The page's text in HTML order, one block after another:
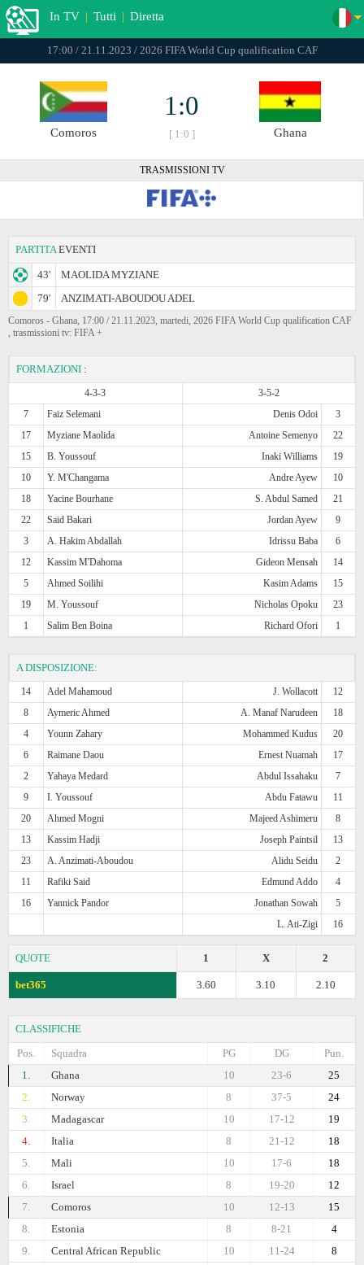
In TV | Tutti | Diretta
17:00 / 21.11.2023 / 2026 FIFA World Cup qualification CAF
Comoros
1:0
[ 1:0 ] Ghana
TRASMISSIONI TV
PARTITA EVENTI
43'
MAOLIDA MYZIANE
79'
ANZIMATI-ABOUDOU ADEL
Comoros - Ghana, 17:00 / 21.11.2023, martedi, 2026 FIFA World Cup qualification CAF
, trasmissioni tv: FIFA +
FORMAZIONI :
4-3-3
3-5-2
7
Faiz Selemani Denis Odoi
3
17
Myziane Maolida Antoine Semenyo
22
15
B. Youssouf Inaki Williams
19
10
Y. M'Changama Andre Ayew
10
18
Yacine Bourhane S. Abdul Samed
21
22
Said Bakari Jordan Ayew
9
3
A. Hakim Abdallah Idrissu Baba
6
12
Kassim M'Dahoma Gideon Mensah
14
5
Ahmed Soilihi Kasim Adams
15
19
M. Youssouf Nicholas Opoku
23
1
Salim Ben Boina Richard Ofori 1
A DISPOSIZIONE:
14 Adel Mahamoud J. Wollacott
12
8
Aymeric Ahmed A. Manaf Narudeen
18
4
Younn Zahary Mohammed Kudus
20
6
Raimane Daou Ernest Nuamah
17
2
Yahaya Medard Abdul Issahaku
7
9
I. Youssouf Abdu Fatawu
11
20
Ahmed Mogni Majeed Ashimeru
8
13
Kassim Hadji Joseph Paintsil
13
23
A. Anzimati-Aboudou Alidu Seidu
2
11
Rafiki Said Edmund Addo
4
16
Yannick Pandor Jonathan Sowah
5
L. Ati-Zigi
16
QUOTE 2
X
1
bet365 2.10
3.10
3.60
CLASSIFICHE
Pos.
Squadra Pun.
DG
PG
1.
Ghana 25
23-6
10
2.
Norway 24
37-5
8
3.
Madagascar 19
17-12
10
4.
Italia 18
21-12
8
5.
Mali 18
17-6
10
6.
Israel 12
19-20
8
7.
Comoros 15
12-13
10
8.
Estonia 4
8-21
8
9.
Central African Republic 8
11-24
10